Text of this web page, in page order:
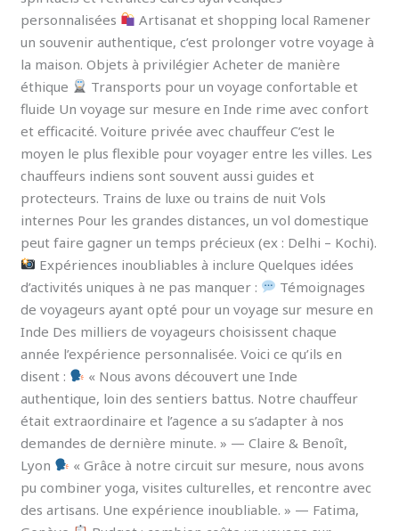
personnalisées
Artisanat et shopping local Ramener
un souvenir authentique, c’est prolonger votre voyage à
la maison. Objets à privilégier Acheter de manière
éthique
Transports pour un voyage confortable et
fluide Un voyage sur mesure en Inde rime avec confort
et efficacité. Voiture privée avec chauffeur C’est le
moyen le plus flexible pour voyager entre les villes. Les
chauffeurs indiens sont souvent aussi guides et
protecteurs. Trains de luxe ou trains de nuit Vols
internes Pour les grandes distances, un vol domestique
peut faire gagner un temps précieux (ex : Delhi – Kochi).
Expériences inoubliables à inclure Quelques idées
d’activités uniques à ne pas manquer :
Témoignages
de voyageurs ayant opté pour un voyage sur mesure en
Inde Des milliers de voyageurs choisissent chaque
année l’expérience personnalisée. Voici ce qu’ils en
disent :
« Nous avons découvert une Inde
authentique, loin des sentiers battus. Notre chauffeur
était extraordinaire et l’agence a su s’adapter à nos
demandes de dernière minute. » — Claire & Benoît,
Lyon
« Grâce à notre circuit sur mesure, nous avons
pu combiner yoga, visites culturelles, et rencontre avec
des artisans. Une expérience inoubliable. » — Fatima,